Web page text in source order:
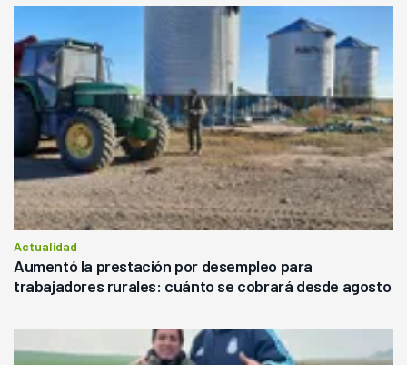
Actualidad
Aumentó la prestación por desempleo para
trabajadores rurales: cuánto se cobrará desde agosto